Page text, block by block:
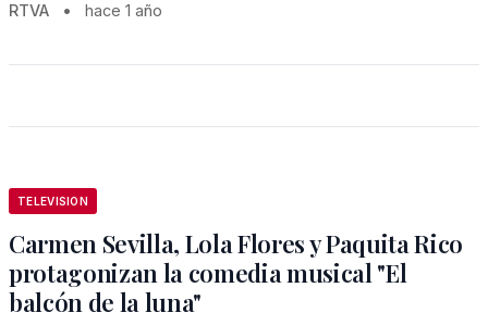
RTVA • hace 1 año
TELEVISION
Carmen Sevilla, Lola Flores y Paquita Rico
protagonizan la comedia musical "El
balcón de la luna"